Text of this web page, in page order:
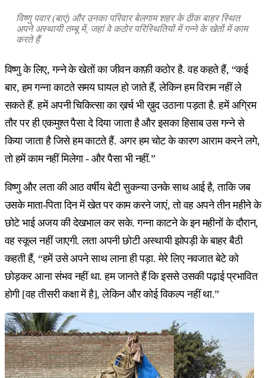
विष्णु पवार (बाएं) और उनका परिवार बेलगाम शहर के ठीक बाहर स्थित
अपने अस्थायी तम्बू में, जहां वे कठोर परिस्थितियों में गन्ने के खेतों में काम
करते हैं
विष्णु के लिए, गन्ने के खेतों का जीवन काफ़ी कठोर है. वह कहते हैं, “कई
बार, हम गन्ना काटते समय घायल हो जाते हैं, लेकिन हम विराम नहीं ले
सकते हैं. हमें अपनी चिकित्सा का ख़र्च भी ख़ुद उठाना पड़ता है. हमें अग्रिम
तौर पर ही एकमुश्त पैसा दे दिया जाता है और इसका हिसाब उस गन्ने से
किया जाता है जिसे हम काटते हैं. अगर हम चोट के कारण आराम करने लगे,
तो हमें काम नहीं मिलेगा - और पैसा भी नहीं.”
विष्णु और लता की आठ वर्षीय बेटी सुकन्या उनके साथ आई है, ताकि जब
उसके माता-पिता दिन में खेत पर काम करने जाएं, तो वह अपने तीन महीने के
छोटे भाई अजय की देखभाल कर सके. गन्ना काटने के इन महीनों के दौरान,
वह स्कूल नहीं जाएगी. लता अपनी छोटी अस्थायी झोपड़ी के बाहर बैठी
कहती हैं, “हमें उसे अपने साथ लाना ही पड़ा. मेरे लिए नवजात बेटे को
छोड़कर आना संभव नहीं था. हम जानते हैं कि इससे उसकी पढ़ाई प्रभावित
होगी [वह तीसरी कक्षा में है], लेकिन और कोई विकल्प नहीं था.”